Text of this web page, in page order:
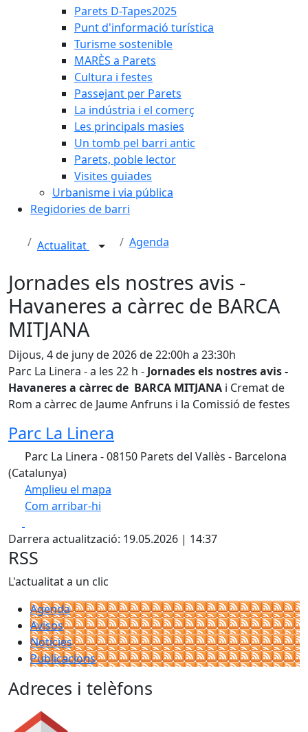
Parets D-Tapes2025
Punt d'informació turística
Turisme sostenible
MARÈS a Parets
Cultura i festes
Passejant per Parets
La indústria i el comerç
Les principals masies
Un tomb pel barri antic
Parets, poble lector
Visites guiades
Urbanisme i via pública
Regidories de barri
Actualitat Agenda
Jornades els nostres avis -
Havaneres a càrrec de BARCA
MITJANA
Dijous, 4 de juny de 2026 de 22:00h a 23:30h
Parc La Linera - a les 22 h - Jornades els nostres avis -
Havaneres a càrrec de BARCA MITJANA i Cremat de
Rom a càrrec de Jaume Anfruns i la Comissió de festes
Parc La Linera
Parc La Linera - 08150 Parets del Vallès - Barcelona
(Catalunya)
Amplieu el mapa
Com arribar-hi
+
−
Darrera actualització: 19.05.2026 | 14:37
RSS
L'actualitat a un clic
Agenda
Avisos
Notícies
Publicacions
Adreces i telèfons